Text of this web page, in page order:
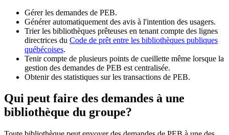
Gérer les demandes de PEB.
Générer automatiquement des avis à l'intention des usagers.
Trier les bibliothèques prêteuses en tenant compte des lignes
directrices du Code de prêt entre les bibliothèques publiques
québécoises.
Tenir compte de plusieurs points de cueillette même lorsque la
gestion des demandes de PEB est centralisée.
Obtenir des statistiques sur les transactions de PEB.
Qui peut faire des demandes à une
bibliothèque du groupe?